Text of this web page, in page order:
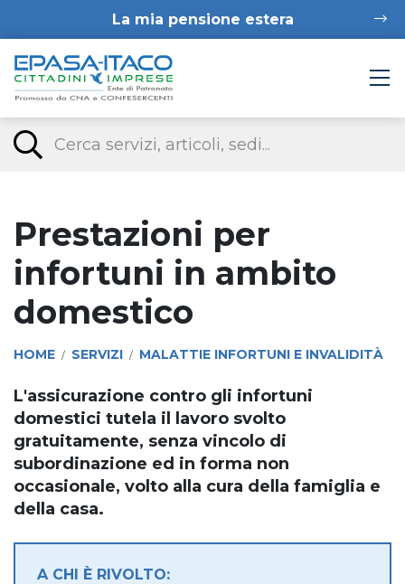
La mia pensione estera
Prestazioni per
infortuni in ambito
domestico
HOME / SERVIZI / MALATTIE INFORTUNI E INVALIDITÀ
L'assicurazione contro gli infortuni
domestici tutela il lavoro svolto
gratuitamente, senza vincolo di
subordinazione ed in forma non
occasionale, volto alla cura della famiglia e
della casa.
A CHI È RIVOLTO: